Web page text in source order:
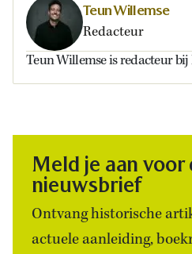
Teun Willemse
Redacteur
Teun Willemse is redacteur
Meld je aan voor
nieuwsbrief
Ontvang historische
actuele aanleiding,